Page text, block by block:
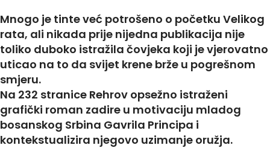
Mnogo je tinte već potrošeno o početku Velikog
rata, ali nikada prije nijedna publikacija nije
toliko duboko istražila čovjeka koji je vjerovatno
uticao na to da svijet krene brže u pogrešnom
smjeru.
Na 232 stranice Rehrov opsežno istraženi
grafički roman zadire u motivaciju mladog
bosanskog Srbina Gavrila Principa i
kontekstualizira njegovo uzimanje oružja.